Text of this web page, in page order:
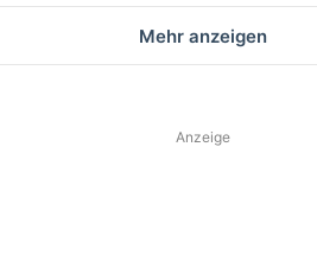
Mehr anzeigen
Anzeige